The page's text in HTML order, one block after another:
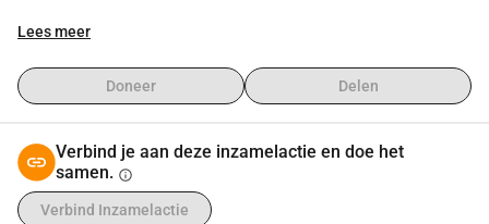
Hallo, mijn naam is Daniela en ik ben een gescheiden
met u op omdat ik geconfronteerd word met een
ongelooflijk moeilijke situatie en ik wanhopig uw hulp
toekomst voor mijn kind te bieden.
Het leven is sinds mijn scheiding extreem uitdagend
Lees meer
Doneer Delen
Verbind je aan deze inzamelactie en doe het
samen. info
Verbind Inzamelactie